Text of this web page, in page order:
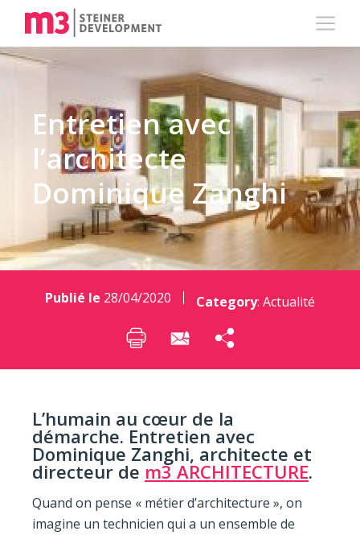
Entretien avec
l’architecte
Dominique Zanghi
Publié le 28/04/2020 Category: Actualité
L’humain au cœur de la
démarche. Entretien avec
Dominique Zanghi, architecte et
directeur de m3 ARCHITECTURE.
Quand on pense « métier d’architecture », on
imagine un technicien qui a un ensemble de